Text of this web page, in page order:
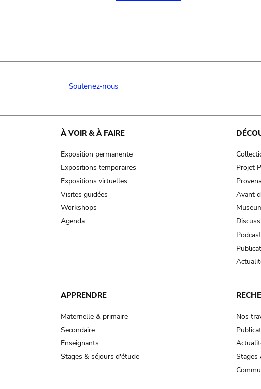
Soutenez-nous
À VOIR & À FAIRE
Exposition permanente
Expositions temporaires
Expositions virtuelles
Visites guidées
Workshops
Agenda
Projet
Avant
APPRENDRE
Maternelle & primaire
Secondaire
Enseignants
Stages & séjours d'étude
Nos
Stages